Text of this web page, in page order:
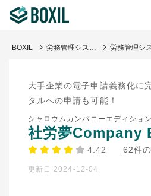
診断から探す(β版)
記事から探す
BOXIL 労務管理システム比較おすすめ23選｜独自調査で導く選び方・人気サービス
大手企業の電子申請義務化に
タルへの申請も可能！
シャロウムカンパニーエディション
社労夢Company
4.42 62件
更新日 2024-12-04